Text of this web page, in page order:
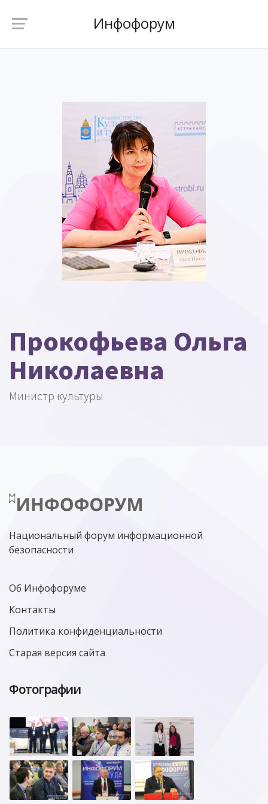
Инфофорум
Прокофьева Ольга
Николаевна
Министр культуры
Национальный форум информационной
безопасности
Об Инфофоруме
Контакты
Политика конфиденциальности
Старая версия сайта
Фотографии